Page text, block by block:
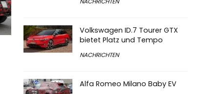
Volkswagen ID.7 Tourer GTX
bietet Platz und Tempo
NACHRICHTEN
Alfa Romeo Milano Baby EV